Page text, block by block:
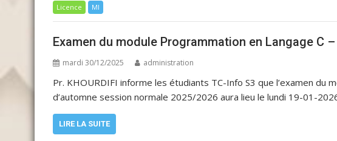
Licence MI
Examen du module Programmation en Langage C
mardi 30/12/2025 administration
Pr. KHOURDIFI informe les étudiants TC-Info S3 que l’examen du
d’automne session normale 2025/2026 aura lieu le lundi 19-01-
LIRE LA SUITE